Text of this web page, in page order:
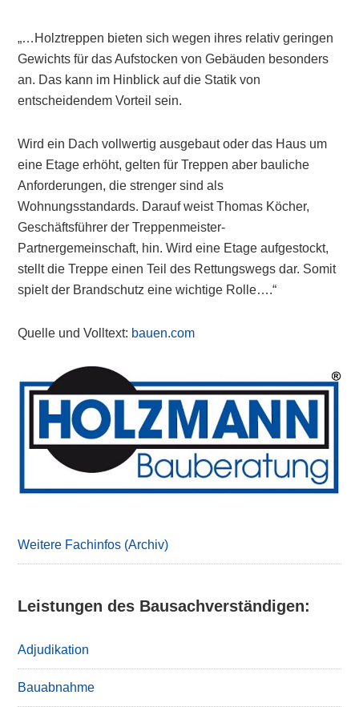
„…Holztreppen bieten sich wegen ihres relativ geringen
Gewichts für das Aufstocken von Gebäuden besonders
an. Das kann im Hinblick auf die Statik von
entscheidendem Vorteil sein.
Wird ein Dach vollwertig ausgebaut oder das Haus um
eine Etage erhöht, gelten für Treppen aber bauliche
Anforderungen, die strenger sind als
Wohnungsstandards. Darauf weist Thomas Köcher,
Geschäftsführer der Treppenmeister-
Partnergemeinschaft, hin. Wird eine Etage aufgestockt,
stellt die Treppe einen Teil des Rettungswegs dar. Somit
spielt der Brandschutz eine wichtige Rolle….“
Quelle und Volltext: bauen.com
Primary
Sidebar
Weitere Fachinfos (Archiv)
Leistungen des Bausachverständigen:
Adjudikation
Bauabnahme